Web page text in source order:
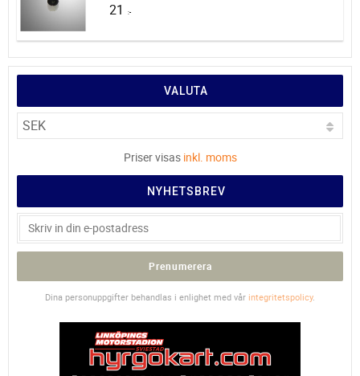
21 :-
VALUTA
Priser visas inkl. moms
NYHETSBREV
Prenumerera
Dina personuppgifter behandlas i enlighet med vår integritetspolicy.